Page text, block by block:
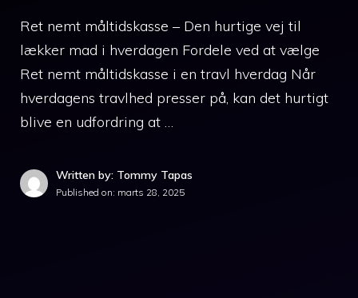
Ret nemt måltidskasse – Den hurtige vej til
lækker mad i hverdagen Fordele ved at vælge
Ret nemt måltidskasse i en travl hverdag Når
hverdagens travlhed presser på, kan det hurtigt
blive en udfordring at …
Written by: Tommy Tapas
Published on: marts 28, 2025